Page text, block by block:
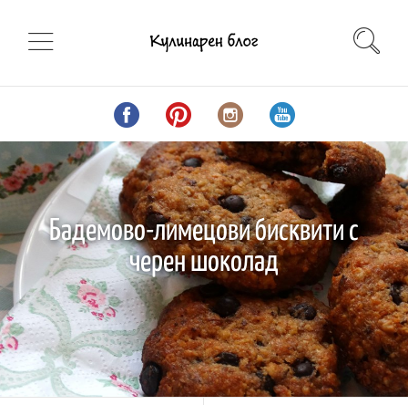
Бадемово-лимецови бисквити с
черен шоколад